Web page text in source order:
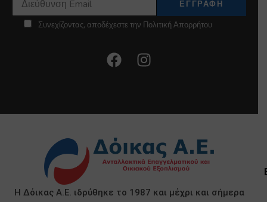
Συνεχίζοντας, αποδέχεστε την Πολιτική Απορρήτου
Η Δόικας Α.Ε. ιδρύθηκε το 1987 και μέχρι και σήμερα